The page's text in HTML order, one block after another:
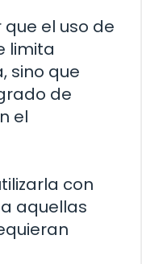
el uso de
limita
sino que
de
el
con
aquellas